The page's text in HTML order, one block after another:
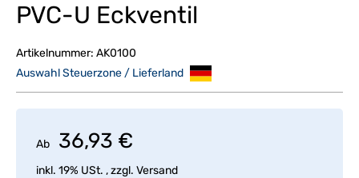
PVC-U Eckventil
Artikelnummer: AK0100
Auswahl Steuerzone / Lieferland
Ab 36,93 €
inkl. 19% USt. , zzgl. Versand